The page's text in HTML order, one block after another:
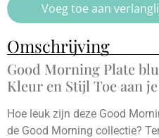
Voeg toe aan
Omschrijving
Good Morning Plate
Kleur en Stijl Toe aan
Hoe leuk zijn deze Good
de Good Morning collectie?